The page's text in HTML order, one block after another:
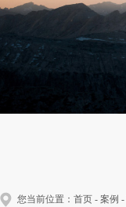
您当前位置： 首页 - 案例 -